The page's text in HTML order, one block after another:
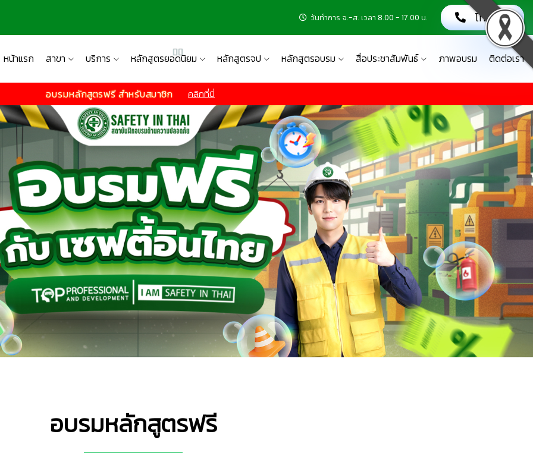
วันทำการ จ.-ส. เวลา 8.00 - 17.00 น. โทรเลย!
หน้าแรก สาขา บริการ หลักสูตรยอดนิยม หลักสูตรจป หลักสูตรอบรม สื่อประชาสัมพันธ์ ภาพอบรม ติดต่อเรา
อบรมหลักสูตรฟรี สำหรับสมาชิก คลิกที่นี่
อบรมหลักสูตรฟรี